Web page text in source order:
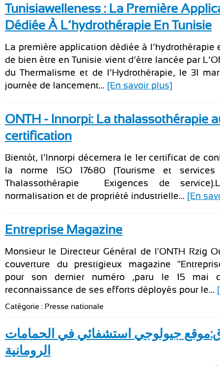
Tunisiawelleness : La Première
Dédiée À L’hydrothérapie En Tunisie
La première application dédiée à l’hydrothérapie
de bien être en Tunisie vient d’être lancée par
du Thermalisme et de l’Hydrothérapie, le 31
journée de lancement... [En savoir plus]
ONTH - Innorpi: La thalassothérapie
certification
Bientôt, l’Innorpi décernera le 1er certificat de
la norme ISO 17680 (Tourisme et services
Thalassothérapie — Exigences de
normalisation et de propriété industrielle... [En
Entreprise Magazine
Monsieur le Directeur Général de l'ONTH Rzig
couverture du prestigieux magazine
pour son dernier numéro ,paru le 15 mai
reconnaissance de ses efforts déployés pour le...
Catégorie : Presse nationale
جيولوجي استشفائي في الحمامات
الرومانية